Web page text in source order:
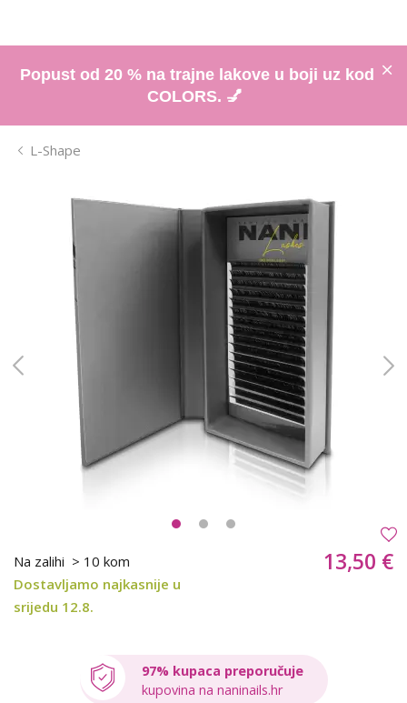
Popust od 20 % na trajne lakove u boji uz kod
COLORS. 💅
L-Shape
Na zalihi > 10 kom
Dostavljamo najkasnije u
srijedu 12.8.
13,50 €
97% kupaca preporučuje
kupovina na naninails.hr